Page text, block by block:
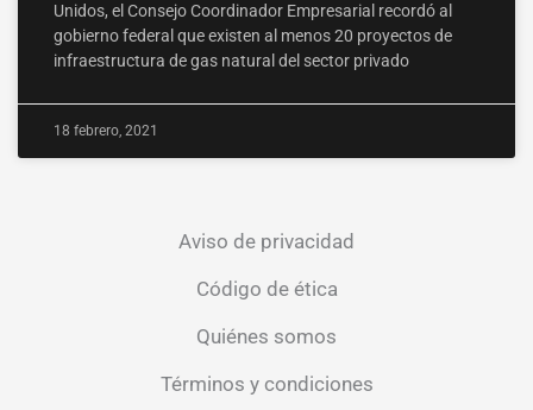
Unidos, el Consejo Coordinador Empresarial recordó al
gobierno federal que existen al menos 20 proyectos de
infraestructura de gas natural del sector privado
18 febrero, 2021
Aviso de privacidad
Código de ética
Quiénes somos
Términos y condiciones